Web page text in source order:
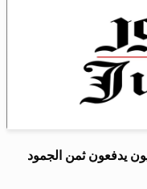
يدفعون ثمن الجمود